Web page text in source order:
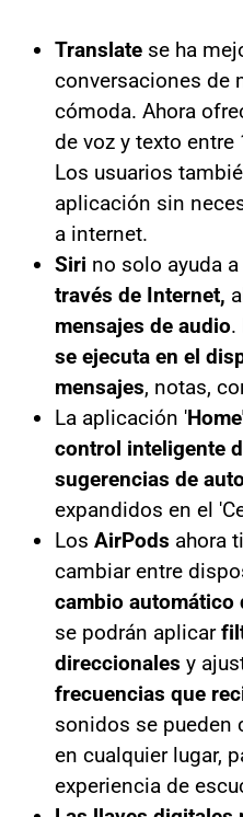
Translate se ha
conversaciones de
cómoda. Ahora
de voz y texto
Los usuarios
aplicación sin
a internet.
Siri no solo ayuda a
través de Internet,
mensajes de audio.
se ejecuta en el
mensajes, notas,
La aplicación '
control inteligente
sugerencias de
expandidos en el
Los AirPods ahora
cambiar entre
cambio automático
se podrán aplicar
direccionales y
frecuencias que
sonidos se pueden
en cualquier lugar,
experiencia de